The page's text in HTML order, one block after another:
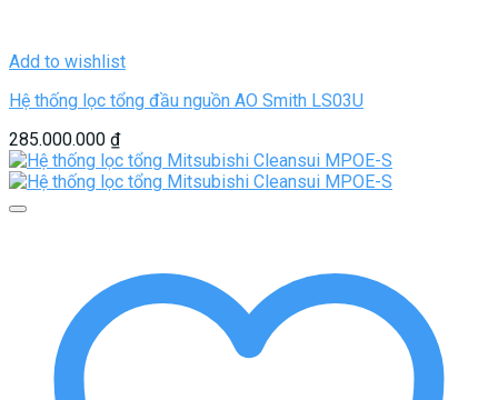
Add to wishlist
Hệ thống lọc tổng đầu nguồn AO Smith LS03U
285.000.000 ₫